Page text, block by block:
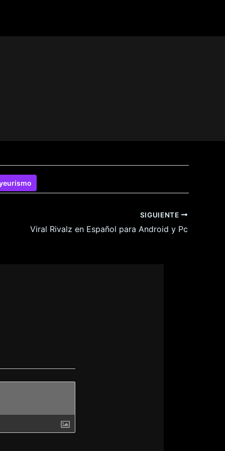
aleatorias
lo que provoca errores con las
SIGUIENTE
Viral Rivalz en Español para Android y Pc